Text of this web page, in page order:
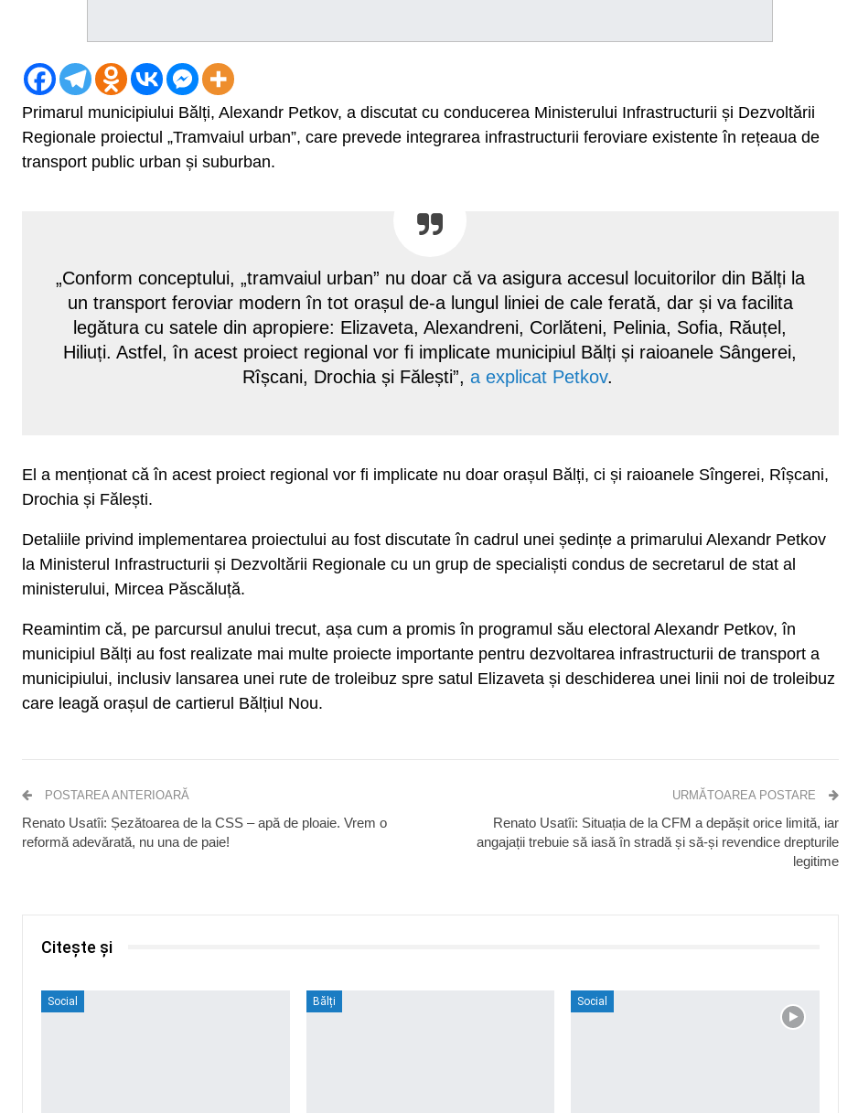
Primarul municipiului Bălți, Alexandr Petkov, a discutat cu conducerea Ministerului Infrastructurii și Dezvoltării
Regionale proiectul „Tramvaiul urban”, care prevede integrarea infrastructurii feroviare existente în rețeaua de
transport public urban și suburban.
„Conform conceptului, „tramvaiul urban” nu doar că va asigura accesul locuitorilor din Bălți la
un transport feroviar modern în tot orașul de-a lungul liniei de cale ferată, dar și va facilita
legătura cu satele din apropiere: Elizaveta, Alexandreni, Corlăteni, Pelinia, Sofia, Răuțel,
Hiliuți. Astfel, în acest proiect regional vor fi implicate municipiul Bălți și raioanele Sângerei,
Rîșcani, Drochia și Fălești”, a explicat Petkov.
El a menționat că în acest proiect regional vor fi implicate nu doar orașul Bălți, ci și raioanele Sîngerei, Rîșcani,
Drochia și Fălești.
Detaliile privind implementarea proiectului au fost discutate în cadrul unei ședințe a primarului Alexandr Petkov
la Ministerul Infrastructurii și Dezvoltării Regionale cu un grup de specialiști condus de secretarul de stat al
ministerului, Mircea Păscăluță.
Reamintim că, pe parcursul anului trecut, așa cum a promis în programul său electoral Alexandr Petkov, în
municipiul Bălți au fost realizate mai multe proiecte importante pentru dezvoltarea infrastructurii de transport a
municipiului, inclusiv lansarea unei rute de troleibuz spre satul Elizaveta și deschiderea unei linii noi de troleibuz
care leagă orașul de cartierul Bălțiul Nou.
POSTAREA ANTERIOARĂ
Renato Usatîi: Șezătoarea de la CSS – apă de ploaie. Vrem o
reformă adevărată, nu una de paie!
URMĂTOAREA POSTARE
Renato Usatîi: Situația de la CFM a depășit orice limită, iar
angajații trebuie să iasă în stradă și să-și revendice drepturile
legitime
Citește și
Social Bălți Social